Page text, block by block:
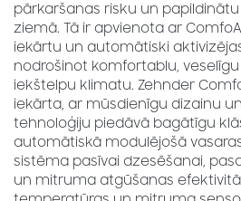
pārkaršanas risku un
ziemā. Tā ir apvienota ar
iekārtu un automātiski
nodrošinot komfortablu,
iekštelpu klimatu. Zehnder
iekārta, ar mūsdienīgu dizainu
tehnoloģiju piedāvā bagātīgu
automātiskā modulējošā
sistēma pasīvai dzesēšanai,
un mitruma atgūšanas